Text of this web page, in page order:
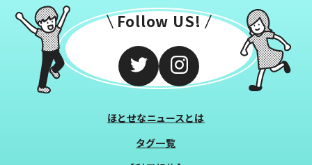
Follow US!
ほとせなニュースとは
タグ一覧